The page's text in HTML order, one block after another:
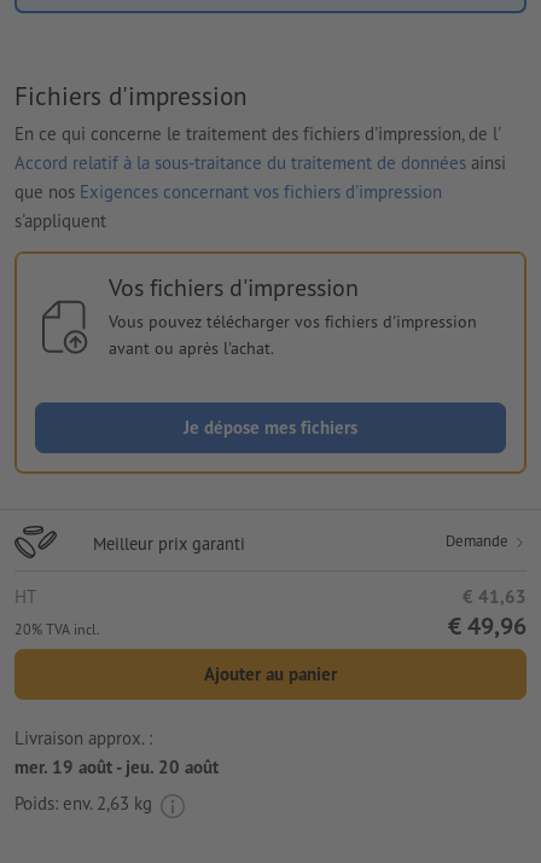
Fichiers d'impression
En ce qui concerne le traitement des fichiers d'impression, de l'
Accord relatif à la sous-traitance du traitement de données ainsi
que nos Exigences concernant vos fichiers d'impression
s'appliquent
Vos fichiers d'impression
Vous pouvez télécharger vos fichiers d'impression
avant ou après l'achat.
Je dépose mes fichiers
Meilleur prix garanti Demande
HT € 41,63
20% TVA incl. € 49,96
Ajouter au panier
Livraison approx. :
mer. 19 août - jeu. 20 août
Poids: env. 2,63 kg